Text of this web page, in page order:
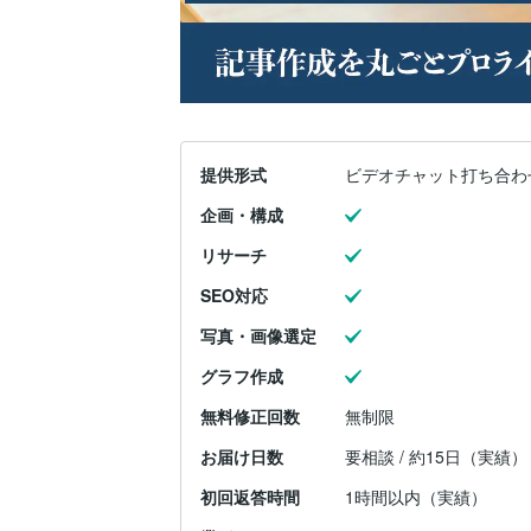
提供形式
ビデオチャット打ち合
企画・構成
リサーチ
SEO対応
写真・画像選定
グラフ作成
無料修正回数
無制限
お届け日数
要相談 / 約15日（実績）
初回返答時間
1時間以内（実績）